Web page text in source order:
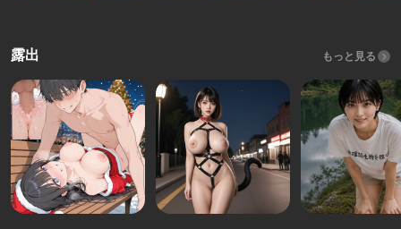
露出 もっと見る